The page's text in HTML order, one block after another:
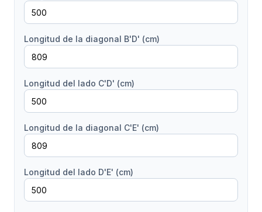
Longitud de la diagonal B'D' (cm)
Longitud del lado C'D' (cm)
Longitud de la diagonal C'E' (cm)
Longitud del lado D'E' (cm)